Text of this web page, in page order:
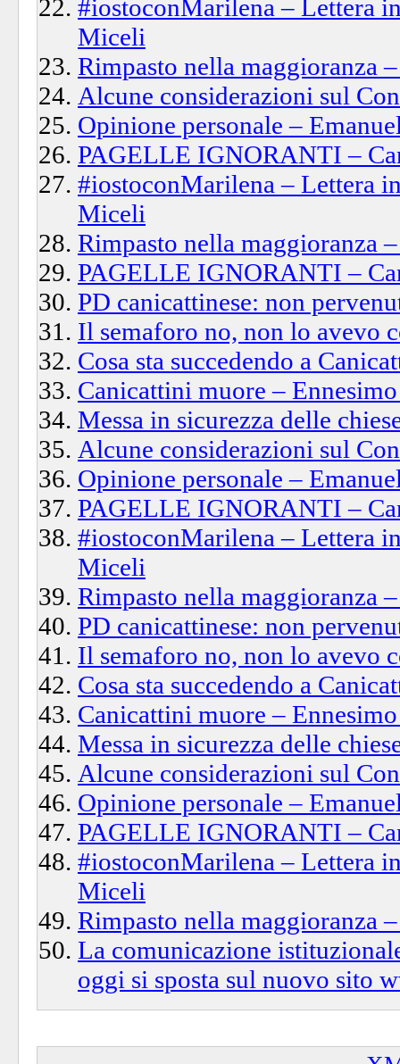
#iostoconMarilena – Lettera
Miceli
Rimpasto nella maggioranza
Alcune considerazioni sul
Opinione personale –
PAGELLE IGNORANTI –
#iostoconMarilena – Lettera
Miceli
Rimpasto nella maggioranza
PAGELLE IGNORANTI –
PD canicattinese: non
Il semaforo no, non lo avevo
Cosa sta succedendo a
Canicattini muore –
Messa in sicurezza delle
Alcune considerazioni sul
Opinione personale –
PAGELLE IGNORANTI –
#iostoconMarilena – Lettera
Miceli
Rimpasto nella maggioranza
PD canicattinese: non
Il semaforo no, non lo avevo
Cosa sta succedendo a
Canicattini muore –
Messa in sicurezza delle
Alcune considerazioni sul
Opinione personale –
PAGELLE IGNORANTI –
#iostoconMarilena – Lettera
Miceli
Rimpasto nella maggioranza
La comunicazione
oggi si sposta sul nuovo sito